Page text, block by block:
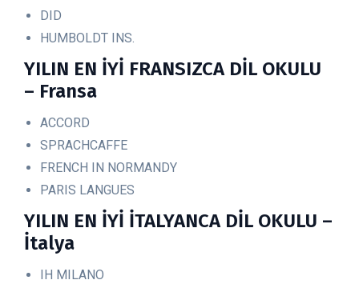
DID
HUMBOLDT INS.
YILIN EN İYİ FRANSIZCA DİL OKULU
– Fransa
ACCORD
SPRACHCAFFE
FRENCH IN NORMANDY
PARIS LANGUES
YILIN EN İYİ İTALYANCA DİL OKULU –
İtalya
IH MILANO